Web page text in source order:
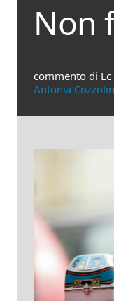
Non
commento di
Antonia